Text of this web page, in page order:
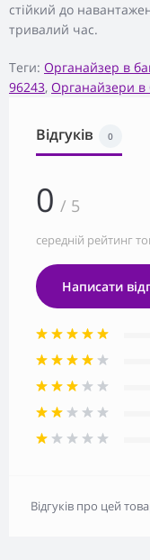
стійкий до
тривалий час.
Теги: Органайзер в
96243, Органайзери в
Відгуків 0
0 / 5
середній рейтинг
Написати
Відгуків про цей